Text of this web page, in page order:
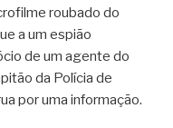
roubado do
a um espião
de um agente do
da Polícia de
por uma informação.